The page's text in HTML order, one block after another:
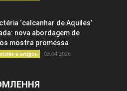
‘calcanhar de Aquiles’
nova abordagem de
mostra promessa
e artigos 03.04.2026